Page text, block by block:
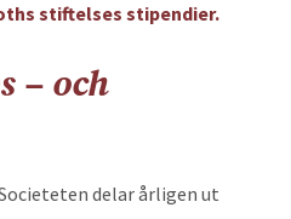
stiftelses stipendier.
– och
delar årligen ut